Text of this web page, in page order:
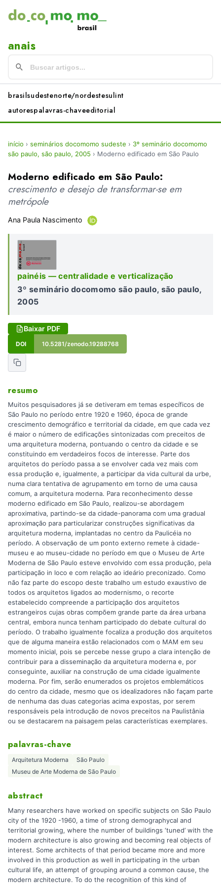
anais
brasilsudestenorte/nordestesulint
autorespalavras-chaveeditorial
início › seminários docomomo sudeste › 3º seminário docomomo
são paulo, são paulo, 2005 › Moderno edificado em São Paulo
Moderno edificado em São Paulo:
crescimento e desejo de transformar-se em
metrópole
Ana Paula Nascimento
painéis — centralidade e verticalização
3º seminário docomomo são paulo, são paulo,
2005
Baixar PDF
DOI 10.5281/zenodo.19288768
resumo
Muitos pesquisadores já se detiveram em temas específicos de
São Paulo no período entre 1920 e 1960, época de grande
crescimento demográfico e territorial da cidade, em que cada vez
é maior o número de edificações sintonizadas com preceitos de
uma arquitetura moderna, pontuando o centro da cidade e se
constituindo em verdadeiros focos de interesse. Parte dos
arquitetos do período passa a se envolver cada vez mais com
essa produção e, igualmente, a participar da vida cultural da urbe,
numa clara tentativa de agrupamento em torno de uma causa
comum, a arquitetura moderna. Para reconhecimento desse
moderno edificado em São Paulo, realizou-se abordagem
aproximativa, partindo-se da cidade-panorama com uma gradual
aproximação para particularizar construções significativas da
arquitetura moderna, implantadas no centro da Paulicéia no
período. A observação de um ponto externo remete à cidade-
museu e ao museu-cidade no período em que o Museu de Arte
Moderna de São Paulo esteve envolvido com essa produção, pela
participação in loco e com relação ao ideário preconizado. Como
não faz parte do escopo deste trabalho um estudo exaustivo de
todos os arquitetos ligados ao modernismo, o recorte
estabelecido compreende a participação dos arquitetos
estrangeiros cujas obras compõem grande parte da área urbana
central, embora nunca tenham participado do debate cultural do
período. O trabalho igualmente focaliza a produção dos arquitetos
que de alguma maneira estão relacionados com o MAM em seu
momento inicial, pois se percebe nesse grupo a clara intenção de
contribuir para a disseminação da arquitetura moderna e, por
conseguinte, auxiliar na construção de uma cidade igualmente
moderna. Por fim, serão enumerados os projetos emblemáticos
do centro da cidade, mesmo que os idealizadores não façam parte
de nenhuma das duas categorias acima expostas, por serem
responsáveis pela introdução de novos preceitos na Paulistânia
ou se destacarem na paisagem pelas características exemplares.
palavras-chave
Arquitetura Moderna
São Paulo
Museu de Arte Moderna de São Paulo
abstract
Many researchers have worked on specific subjects on São Paulo
city of the 1920 -1960, a time of strong demographycal and
territorial growing, where the number of buildings ‘tuned’ with the
modern architecture is also growing and becoming real objects of
interest. Some architects of that period became more and more
involved in this production as well in participating in the urban
cultural life, an attempt of grouping around a common cause, the
modern architecture. To do the recognition of this kind of